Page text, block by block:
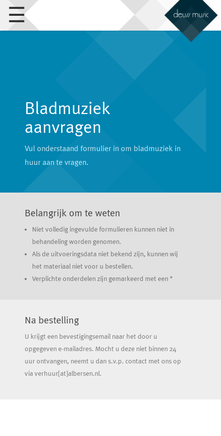
☰
Bladmuziek
aanvragen
Vul onderstaand formulier in om bladmuziek in
huur aan te vragen.
Belangrijk om te weten
Niet volledig ingevulde formulieren kunnen niet in
behandeling worden genomen.
Als de uitvoeringsdata niet bekend zijn, kunnen wij
het materiaal niet voor u bestellen.
Verplichte onderdelen zijn gemarkeerd met een *
Na bestelling
U krijgt een bevestigingsemail naar het door u
opgegeven e-mailadres. Mocht u deze niet binnen 24
uur ontvangen, neemt u dan s.v.p. contact met ons op
via verhuur[at]albersen.nl.